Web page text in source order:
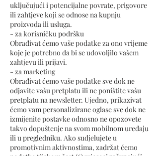
uključujući i potencijalne povrate, prigovore
ili zahtjeve koji se odnose na kupnju
proizvoda ili usluga.
- za korisničku podršku
Obrađivat ćemo vaše podatke za ono vrijeme
koje je potrebno da bi se udovoljilo vašem
zahtjevu ili prijavi.
- za marketing
Obrađivat ćemo vaše podatke sve dok ne
odjavite vašu pretplatu ili ne poništite vašu
pretplatu na newsletter. Ujedno, prikazivat
ćemo vam personalizirane oglase sve dok ne
izmijenite postavke odnosno ne opozovete
takvo dopuštenje na svom mobilnom uređaju
ili u pregledniku. Ako sudjelujete u
promotivnim aktivnostima, zadržat ćemo